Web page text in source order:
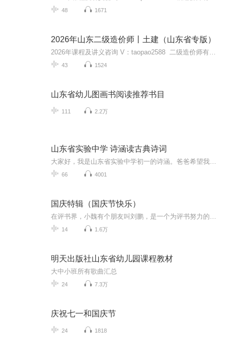
48 1671
2026年山东二级造价师丨土建（山东省专版）
43 1524
山东省幼儿图画书阅读推荐书目
111 2.2万
山东省实验中学 诗涵读古典诗词
66 4001
国庆特辑（国庆节快乐）
14 1.6万
明天出版社山东省幼儿园课程教材
大中小班所有歌曲汇总
24 7.3万
庆祝七一和国庆节
24 1818